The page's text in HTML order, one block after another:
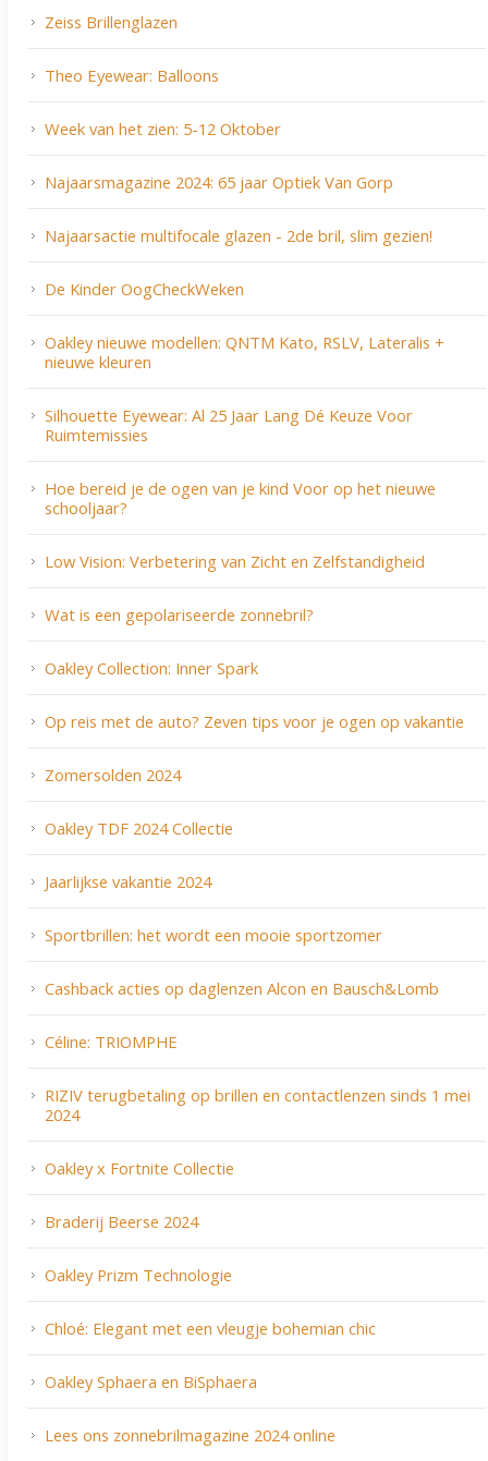
Zeiss Brillenglazen
Theo Eyewear: Balloons
Week van het zien: 5-12 Oktober
Najaarsmagazine 2024: 65 jaar Optiek Van Gorp
Najaarsactie multifocale glazen - 2de bril, slim gezien!
De Kinder OogCheckWeken
Oakley nieuwe modellen: QNTM Kato, RSLV, Lateralis +
nieuwe kleuren
Silhouette Eyewear: Al 25 Jaar Lang Dé Keuze Voor
Ruimtemissies
Hoe bereid je de ogen van je kind Voor op het nieuwe
schooljaar?
Low Vision: Verbetering van Zicht en Zelfstandigheid
Wat is een gepolariseerde zonnebril?
Oakley Collection: Inner Spark
Op reis met de auto? Zeven tips voor je ogen op vakantie
Zomersolden 2024
Oakley TDF 2024 Collectie
Jaarlijkse vakantie 2024
Sportbrillen: het wordt een mooie sportzomer
Cashback acties op daglenzen Alcon en Bausch&Lomb
Céline: TRIOMPHE
RIZIV terugbetaling op brillen en contactlenzen sinds 1 mei
2024
Oakley x Fortnite Collectie
Braderij Beerse 2024
Oakley Prizm Technologie
Chloé: Elegant met een vleugje bohemian chic
Oakley Sphaera en BiSphaera
Lees ons zonnebrilmagazine 2024 online